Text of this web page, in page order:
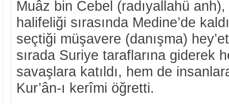
Muâz bin Cebel (radıyallahü
halifeliği sırasında Medine’de
seçtiği müşavere (danışma)
sırada Suriye taraflarına giderek
savaşlara katıldı, hem de
Kur’ân-ı kerîmi öğretti.